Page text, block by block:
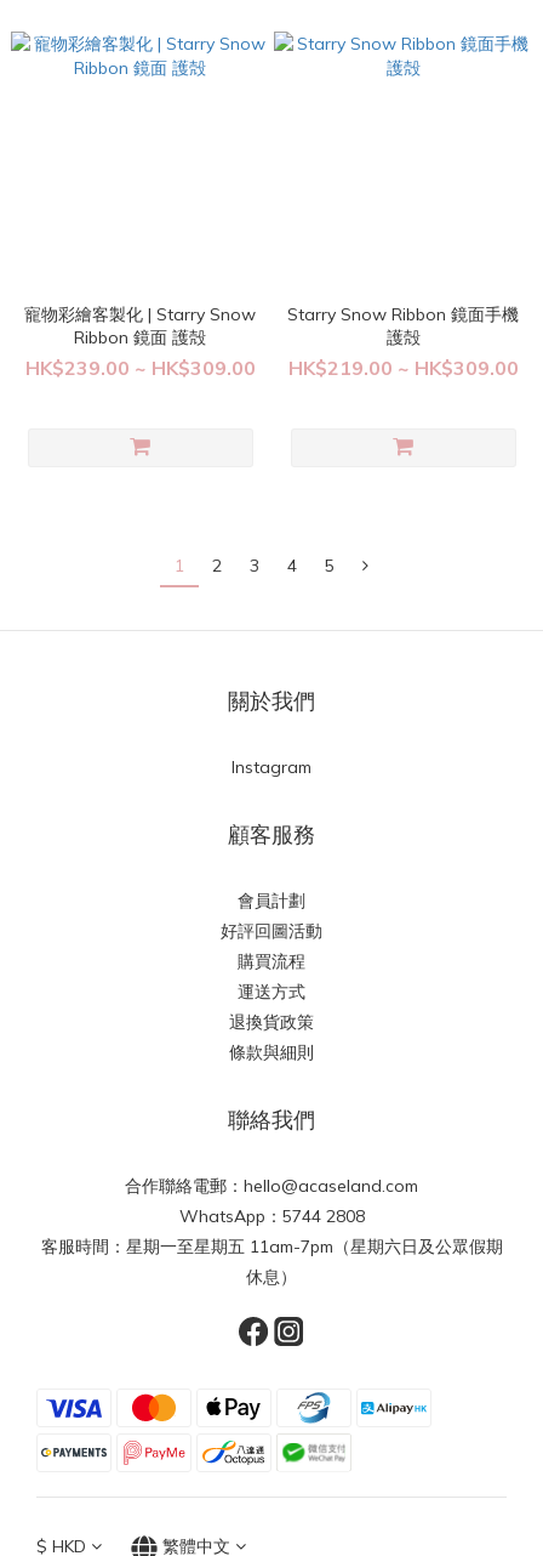
寵物彩繪客製化 | Starry Snow
Ribbon 鏡面 護殻
HK$239.00 ~ HK$309.00
Starry Snow Ribbon 鏡面手機
護殻
HK$219.00 ~ HK$309.00
1 2 3 4 5
關於我們
Instagram
顧客服務
會員計劃
好評回圖活動
購買流程
運送方式
退換貨政策
條款與細則
聯絡我們
合作聯絡電郵：hello@acaseland.com
WhatsApp：5744 2808
客服時間：星期一至星期五 11am-7pm（星期六日及公眾假期
休息）
$ HKD 繁體中文